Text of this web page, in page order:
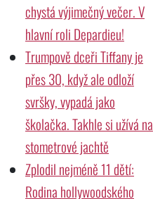
chystá výjimečný večer. V
hlavní roli Depardieu!
Trumpově dceři Tiffany je
přes 30, když ale odloží
svršky, vypadá jako
školačka. Takhle si užívá na
stometrové jachtě
Zplodil nejméně 11 dětí:
Rodina hollywoodského